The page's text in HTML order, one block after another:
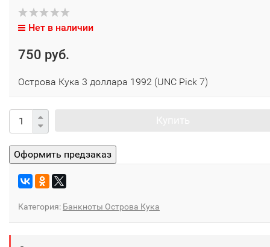
Нет в наличии
750 руб.
Острова Кука 3 доллара 1992 (UNC Pick 7)
Категория: Банкноты Острова Кука